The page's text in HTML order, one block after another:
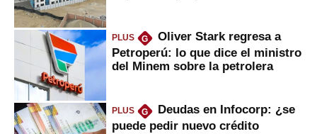
PLUS G
Oliver Stark regresa a
Petroperú: lo que dice el ministro
del Minem sobre la petrolera
PLUS G
Deudas en Infocorp: ¿se
puede pedir nuevo crédito